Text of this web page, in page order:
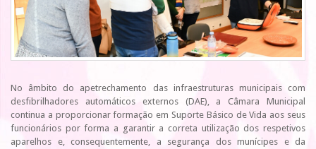
No âmbito do apetrechamento das infraestruturas municipais com
desfibrilhadores automáticos externos (DAE), a Câmara Municipal
continua a proporcionar formação em Suporte Básico de Vida aos seus
funcionários por forma a garantir a correta utilização dos respetivos
aparelhos e, consequentemente, a segurança dos munícipes e da